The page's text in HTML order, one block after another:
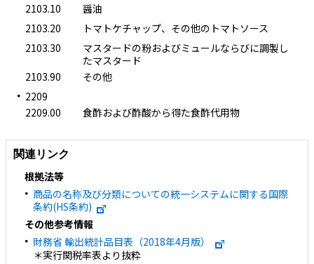
2103.10
醤油
2103.20
トマトケチャップ、その他のトマトソース
2103.30
マスタードの粉およびミュールならびに調製し
たマスタード
2103.90
その他
2209
2209.00
食酢および酢酸から得た食酢代用物
関連リンク
根拠法等
商品の名称及び分類についての統一システムに関する国際
条約(HS条約)
その他参考情報
財務省 輸出統計品目表（2018年4月版）
＊実行関税率表より抜粋